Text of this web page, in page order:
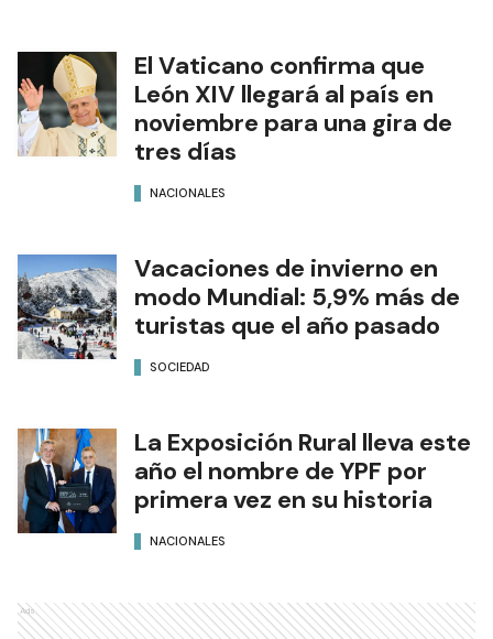
El Vaticano confirma que
León XIV llegará al país en
noviembre para una gira de
tres días
NACIONALES
Vacaciones de invierno en
modo Mundial: 5,9% más de
turistas que el año pasado
SOCIEDAD
La Exposición Rural lleva este
año el nombre de YPF por
primera vez en su historia
NACIONALES
Ads